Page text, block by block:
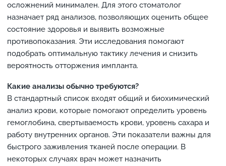
осложнений минимален. Для этого стоматолог
назначает ряд анализов, позволяющих оценить общее
состояние здоровья и выявить возможные
противопоказания. Эти исследования помогают
подобрать оптимальную тактику лечения и снизить
вероятность отторжения импланта.
Какие анализы обычно требуются?
В стандартный список входят общий и биохимический
анализ крови, которые помогают определить уровень
гемоглобина, свертываемость крови, уровень сахара и
работу внутренних органов. Эти показатели важны для
быстрого заживления тканей после операции. В
некоторых случаях врач может назначить